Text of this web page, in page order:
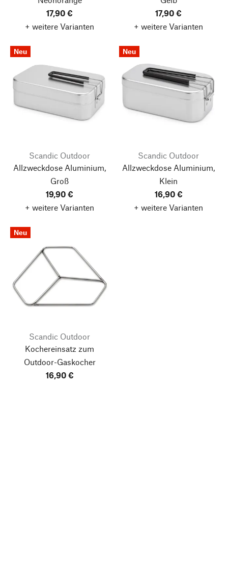
17,90 €
+ weitere Varianten
17,90 €
+ weitere Varianten
Neu
Scandic Outdoor
Allzweckdose Aluminium,
Groß
19,90 €
+ weitere Varianten
Neu
Scandic Outdoor
Allzweckdose Aluminium,
Klein
16,90 €
+ weitere Varianten
Neu
Scandic Outdoor
Kochereinsatz zum
Outdoor-Gaskocher
16,90 €